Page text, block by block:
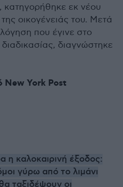
κατηγορήθηκε εκ νέου
οικογένειάς του. Mετά
που έγινε στο
διαδικασίας, διαγνώστηκε
New York Post
η καλοκαιρινή έξοδος:
γύρω από το λιμάνι
ταξιδέψουν οι